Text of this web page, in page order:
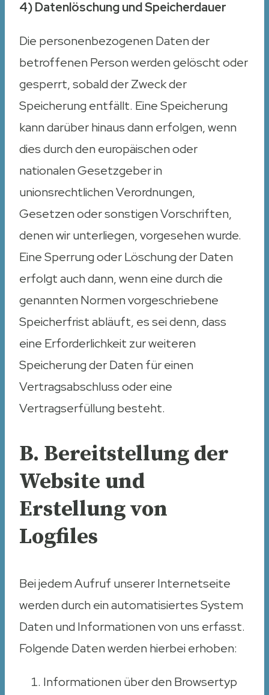
4) Datenlöschung und Speicherdauer
Die personenbezogenen Daten der
betroffenen Person werden gelöscht oder
gesperrt, sobald der Zweck der
Speicherung entfällt. Eine Speicherung
kann darüber hinaus dann erfolgen, wenn
dies durch den europäischen oder
nationalen Gesetzgeber in
unionsrechtlichen Verordnungen,
Gesetzen oder sonstigen Vorschriften,
denen wir unterliegen, vorgesehen wurde.
Eine Sperrung oder Löschung der Daten
erfolgt auch dann, wenn eine durch die
genannten Normen vorgeschriebene
Speicherfrist abläuft, es sei denn, dass
eine Erforderlichkeit zur weiteren
Speicherung der Daten für einen
Vertragsabschluss oder eine
Vertragserfüllung besteht.
B. Bereitstellung der
Website und
Erstellung von
Logfiles
Bei jedem Aufruf unserer Internetseite
werden durch ein automatisiertes System
Daten und Informationen von uns erfasst.
Folgende Daten werden hierbei erhoben:
Informationen über den Browsertyp